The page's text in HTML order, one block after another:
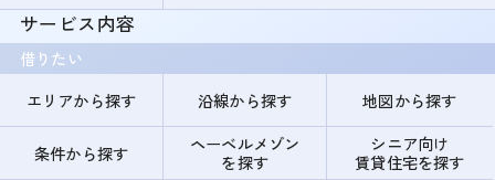
サービス内容
借りたい
エリアから探す
沿線から探す 地図から探す
条件から探す
ヘーベルメゾン
を探す
シニア向け
賃貸住宅を探す